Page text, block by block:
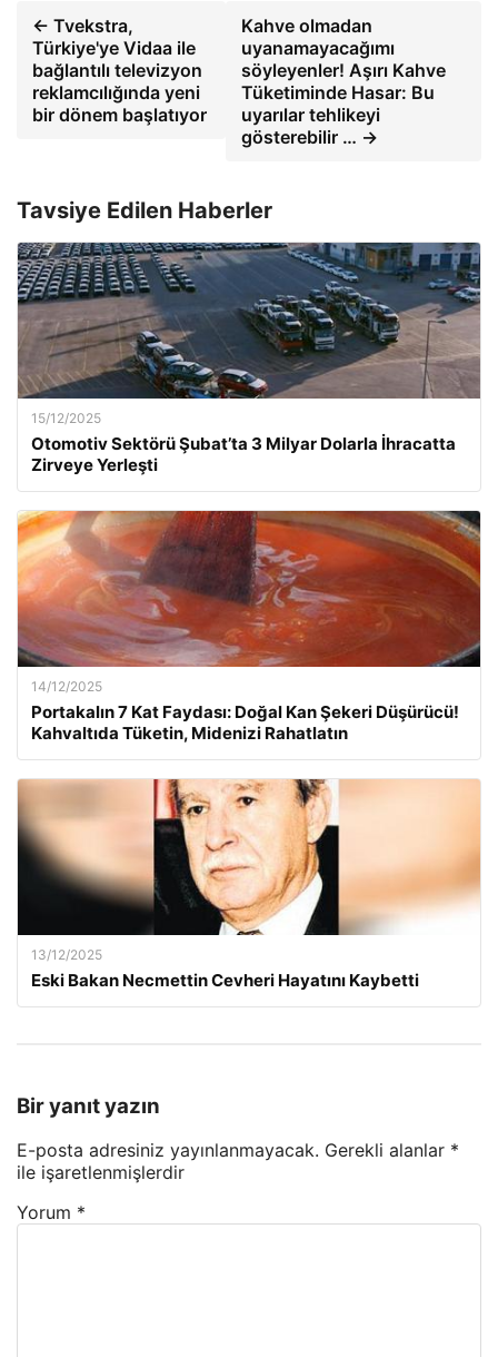
← Tvekstra,
Türkiye'ye Vidaa ile
bağlantılı televizyon
reklamcılığında yeni
bir dönem başlatıyor
Kahve olmadan
uyanamayacağımı
söyleyenler! Aşırı Kahve
Tüketiminde Hasar: Bu
uyarılar tehlikeyi
gösterebilir … →
Tavsiye Edilen Haberler
15/12/2025
Otomotiv Sektörü Şubat’ta 3 Milyar Dolarla İhracatta
Zirveye Yerleşti
14/12/2025
Portakalın 7 Kat Faydası: Doğal Kan Şekeri Düşürücü!
Kahvaltıda Tüketin, Midenizi Rahatlatın
13/12/2025
Eski Bakan Necmettin Cevheri Hayatını Kaybetti
Bir yanıt yazın
E-posta adresiniz yayınlanmayacak. Gerekli alanlar *
ile işaretlenmişlerdir
Yorum *